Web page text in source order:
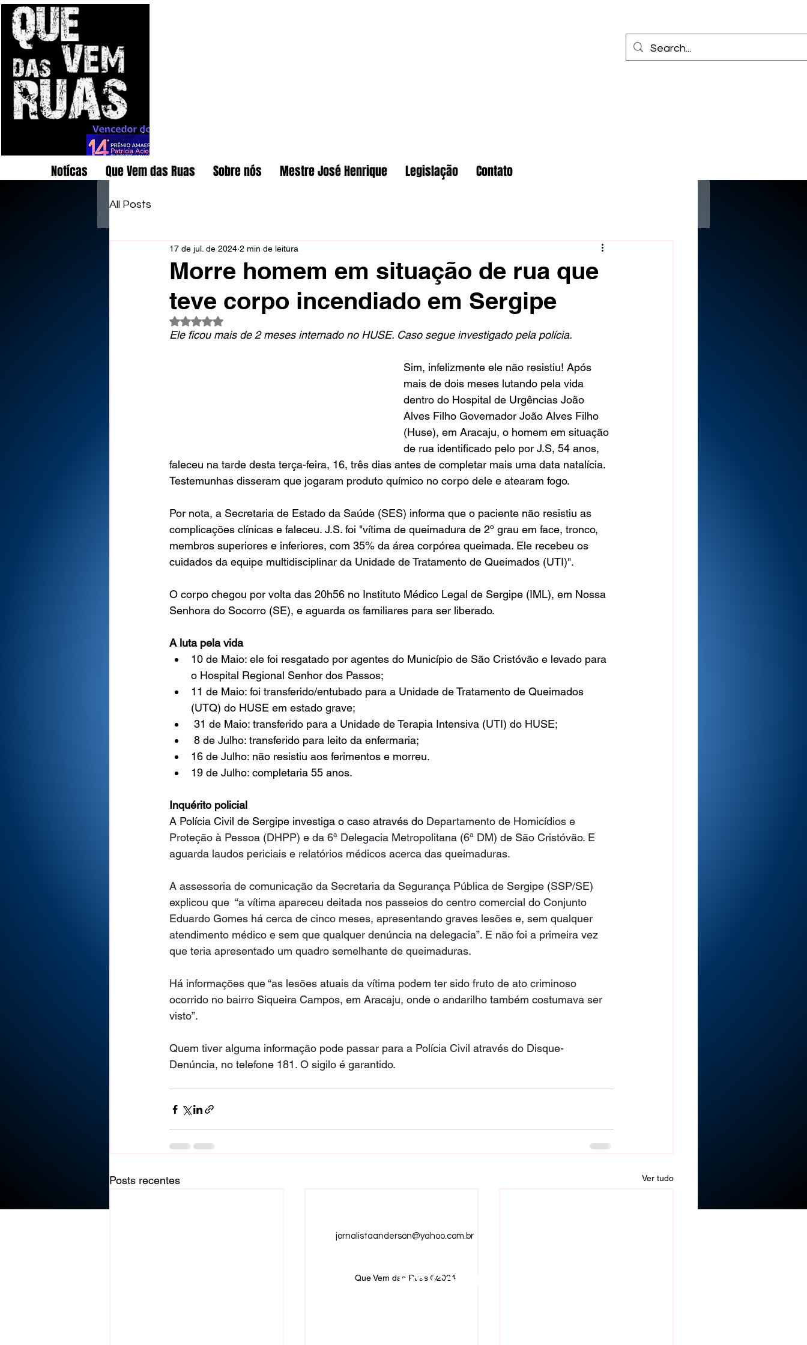
Notícas Que Vem das Ruas Sobre nós Mestre José Henrique Legislação Contato
All Posts
Morre homem em situação de rua que
teve corpo incendiado em Sergipe
17 de jul. de 2024 2 min de leitura
Avaliado com NaN de 5 estrelas.
Ele ficou mais de 2 meses internado no HUSE. Caso segue investigado pela polícia.
Sim, infelizmente ele não resistiu! Após
mais de dois meses lutando pela vida
dentro do Hospital de Urgências João
Alves Filho Governador João Alves Filho
(Huse), em Aracaju, o homem em situação
de rua identificado pelo por J.S, 54 anos,
faleceu na tarde desta terça-feira, 16, três dias antes de completar mais uma data natalícia.
Testemunhas disseram que jogaram produto químico no corpo dele e atearam fogo.
Por nota, a Secretaria de Estado da Saúde (SES) informa que o paciente não resistiu as
complicações clínicas e faleceu. J.S. foi "vítima de queimadura de 2º grau em face, tronco,
membros superiores e inferiores, com 35% da área corpórea queimada. Ele recebeu os
cuidados da equipe multidisciplinar da Unidade de Tratamento de Queimados (UTI)".
O corpo chegou por volta das 20h56 no Instituto Médico Legal de Sergipe (IML), em Nossa
Senhora do Socorro (SE), e aguarda os familiares para ser liberado.
A luta pela vida
10 de Maio: ele foi resgatado por agentes do Município de São Cristóvão e levado para
o Hospital Regional Senhor dos Passos;
11 de Maio: foi transferido/entubado para a Unidade de Tratamento de Queimados
(UTQ) do HUSE em estado grave;
31 de Maio: transferido para a Unidade de Terapia Intensiva (UTI) do HUSE;
8 de Julho: transferido para leito da enfermaria;
16 de Julho: não resistiu aos ferimentos e morreu.
19 de Julho: completaria 55 anos.
Inquérito policial
A Polícia Civil de Sergipe investiga o caso através do Departamento de Homicídios e
Proteção à Pessoa (DHPP) e da 6ª Delegacia Metropolitana (6ª DM) de São Cristóvão. E
aguarda laudos periciais e relatórios médicos acerca das queimaduras.
A assessoria de comunicação da Secretaria da Segurança Pública de Sergipe (SSP/SE)
explicou que  “a vítima apareceu deitada nos passeios do centro comercial do Conjunto
Eduardo Gomes há cerca de cinco meses, apresentando graves lesões e, sem qualquer
atendimento médico e sem que qualquer denúncia na delegacia”. E não foi a primeira vez
que teria apresentado um quadro semelhante de queimaduras.
Há informações que “as lesões atuais da vítima podem ter sido fruto de ato criminoso
ocorrido no bairro Siqueira Campos, em Aracaju, onde o andarilho também costumava ser
visto”.
Quem tiver alguma informação pode passar para a Polícia Civil através do Disque-
Denúncia, no telefone 181. O sigilo é garantido.
Posts recentes Ver tudo
jornalistaanderson@yahoo.com.br
Que Vem das Ruas ©2024
Em Construção.